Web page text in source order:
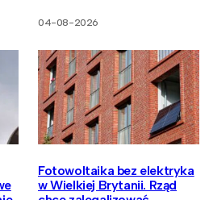
04-08-2026
Fotowoltaika bez elektryka
w Wielkiej Brytanii. Rząd